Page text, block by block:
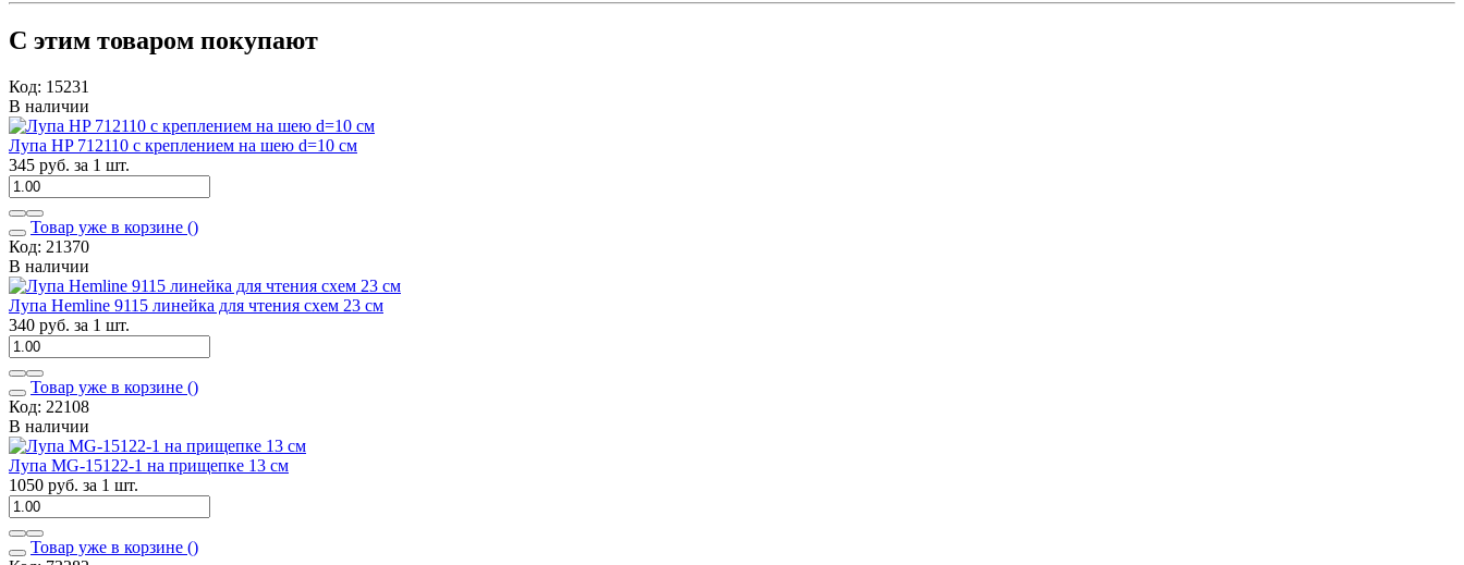
С этим товаром покупают
Код: 15231
В наличии
Лупа HP 712110 с креплением на шею d=10 см
345 руб. за 1 шт.
Товар уже в корзине ()
Код: 21370
В наличии
Лупа Hemline 9115 линейка для чтения схем 23 см
340 руб. за 1 шт.
Товар уже в корзине ()
Код: 22108
В наличии
Лупа MG-15122-1 на прищепке 13 см
1050 руб. за 1 шт.
Товар уже в корзине ()